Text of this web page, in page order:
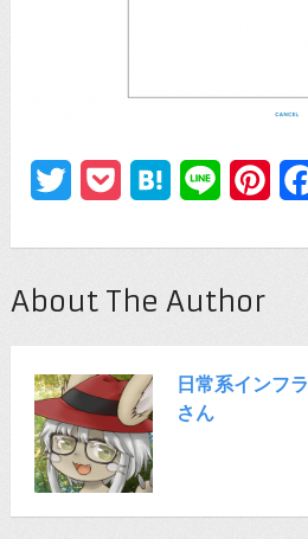
TwitterPocketHatenaLine
About The Author
日常系インフ
さん